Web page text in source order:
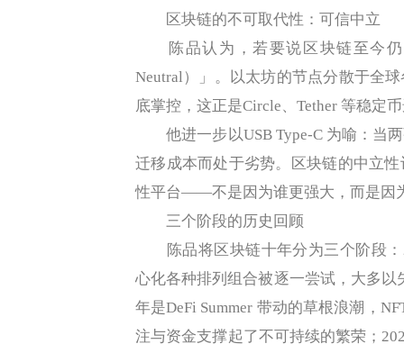
区块链的不可取代性：可信中立
陈品认为，若要说区块链至今仍
Neutral）」。以太坊的节点分散于全
底掌控，这正是Circle、Tether 等稳定
他进一步以USB Type-C 为喻：当两
迁移成本而处于劣势。区块链的中立
性平台——不是因为谁更强大，而是因
三个阶段的历史回顾
陈品将区块链十年分为三个阶段：
心化各种排列组合被逐一尝试，大多以
年是DeFi Summer 带动的草根浪潮，
注与资金支撑起了不可持续的繁荣；